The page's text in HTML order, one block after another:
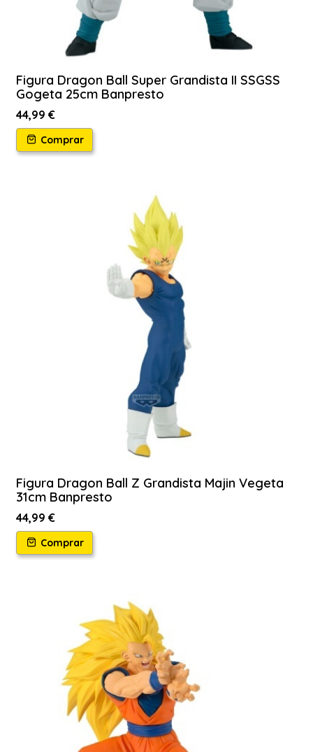
Figura Dragon Ball Super Grandista II SSGSS
Gogeta 25cm Banpresto
44,99 €
Comprar
Figura Dragon Ball Z Grandista Majin Vegeta
31cm Banpresto
44,99 €
Comprar